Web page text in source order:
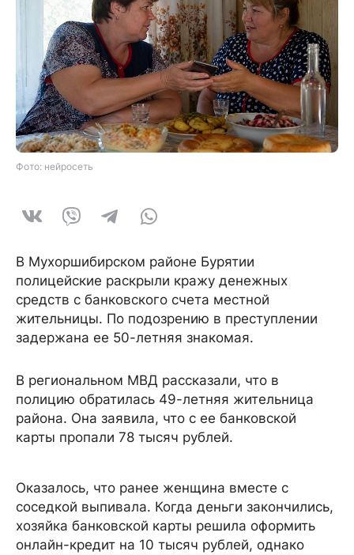
Фото: нейросеть
В Мухоршибирском районе Бурятии
полицейские раскрыли кражу денежных
средств с банковского счета местной
жительницы. По подозрению в преступлении
задержана ее 50-летняя знакомая.
В региональном МВД рассказали, что в
полицию обратилась 49-летняя жительница
района. Она заявила, что с ее банковской
карты пропали 78 тысяч рублей.
Оказалось, что ранее женщина вместе с
соседкой выпивала. Когда деньги закончились,
хозяйка банковской карты решила оформить
онлайн-кредит на 10 тысяч рублей, однако